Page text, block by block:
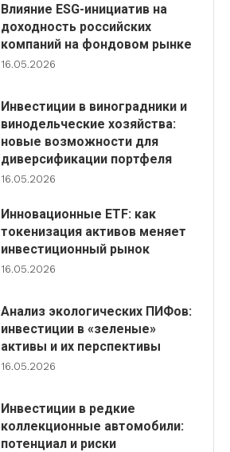
Влияние ESG-инициатив на
доходность российских
компаний на фондовом рынке
16.05.2026
Инвестиции в виноградники и
винодельческие хозяйства:
новые возможности для
диверсификации портфеля
16.05.2026
Инновационные ETF: как
токенизация активов меняет
инвестиционный рынок
16.05.2026
Анализ экологических ПИФов:
инвестиции в «зеленые»
активы и их перспективы
16.05.2026
Инвестиции в редкие
коллекционные автомобили:
потенциал и риски